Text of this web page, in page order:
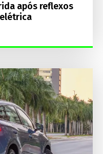
após reflexos